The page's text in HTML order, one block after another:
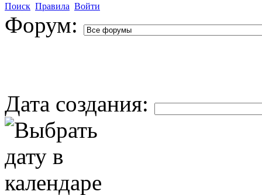
Поиск Правила Войти
Форум:
Дата создания: